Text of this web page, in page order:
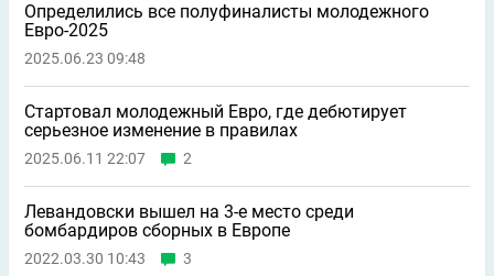
Определились все полуфиналисты молодежного
Евро-2025
2025.06.23 09:48
Стартовал молодежный Евро, где дебютирует
серьезное изменение в правилах
2025.06.11 22:07 2
Левандовски вышел на 3-е место среди
бомбардиров сборных в Европе
2022.03.30 10:43 3